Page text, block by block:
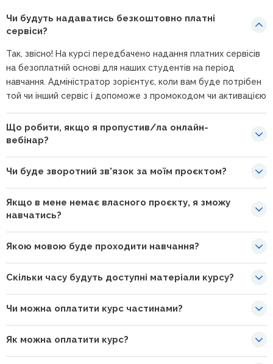
Чи будуть надаватись безкоштовно платні
сервіси?
Так, звісно! На курсі передбачено надання платних сервісів
на безоплатній основі для наших студентів на період
навчання. Адміністратор зорієнтує, коли вам буде потрібен
той чи інший сервіс і допоможе з промокодом чи активацією
Що робити, якщо я пропустив/ла онлайн-
вебінар?
Чи буде зворотний зв'язок за моїм проєктом?
Якщо в мене немає власного проєкту, я зможу
навчатись?
Якою мовою буде проходити навчання?
Скільки часу будуть доступні матеріали курсу?
Чи можна оплатити курс частинами?
Як можна оплатити курс?